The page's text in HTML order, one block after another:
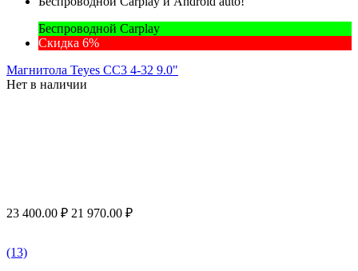
Беспроводной Carplay
Скидка 6%
Магнитола Teyes CC3 4-32 9.0"
Нет в наличии
23 400.00 ₽ 21 970.00 ₽
(13)